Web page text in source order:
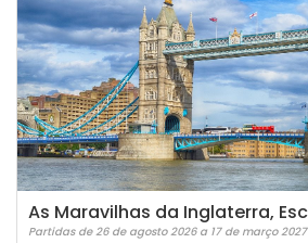
Partidas de 26 de agosto 2026 a 17 de março 2027